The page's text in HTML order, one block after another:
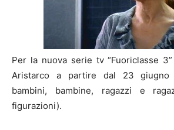
Per la nuova serie tv “Fuoriclasse
Aristarco a partire dal 23 giugno
bambini, bambine, ragazzi e
figurazioni).